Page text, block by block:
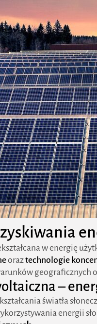
w energię
oraztechnologie
geograficznych
–
światła
energii